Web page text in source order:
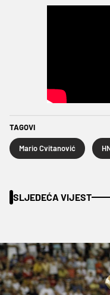
TAGOVI
Mario Cvitanović
SLJEDEĆA VIJEST